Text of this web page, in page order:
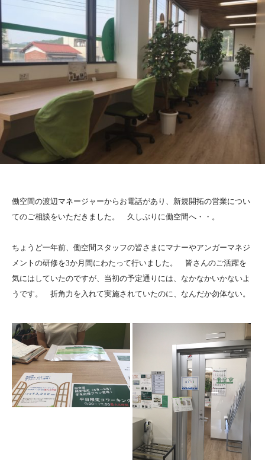
働空間の渡辺マネージャーからお電話があり、新規開拓の営業につい
てのご相談をいただきました。 久しぶりに働空間へ・・。
ちょうど一年前、働空間スタッフの皆さまにマナーやアンガーマネジ
メントの研修を3か月間にわたって行いました。 皆さんのご活躍を
気にはしていたのですが、当初の予定通りには、なかなかいかないよ
うです。 折角力を入れて実施されていたのに、なんだか勿体ない。